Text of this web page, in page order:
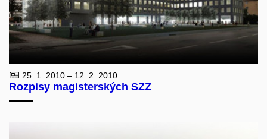
25. 1. 2010 – 12. 2. 2010
Rozpisy magisterských SZZ